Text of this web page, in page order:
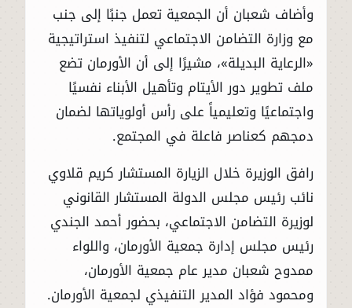
وأضاف شعبان أن الجمعية تعمل جنبًا إلى جنب
مع وزارة التضامن الاجتماعي لتنفيذ استراتيجية
«الرعاية البديلة»، مشيرًا إلى أن الأورمان تضع
ملف تطوير دور الأيتام وتأهيل الأبناء نفسيًا
واجتماعيًا وتعليمياً على رأس أولوياتها لضمان
دمجهم كعناصر فاعلة في المجتمع.
رافق الوزيرة خلال الزيارة المستشار كريم قلاوي
نائب رئيس مجلس الدولة المستشار القانوني
لوزيرة التضامن الاجتماعي، بحضور أحمد الجندي
رئيس مجلس إدارة جمعية الأورمان، واللواء
ممدوح شعبان مدير عام جمعية الأورمان،
ومحمود فؤاد المدير التنفيذي لجمعية الأورمان.